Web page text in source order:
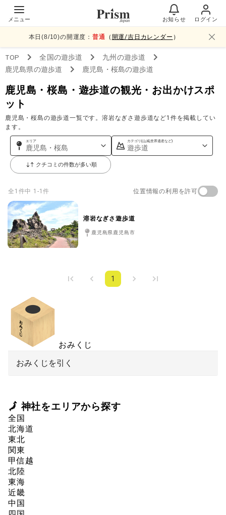
メニュー お知らせ ログイン
本日(8/10)の開運度：普通 （ 開運/吉日カレンダー ）
TOP 全国の遊歩道 九州 の遊歩道
鹿児島県の遊歩道 鹿児島・桜島の遊歩道
鹿児島・桜島・遊歩道の観光・お出かけスポ
ット
鹿児島・桜島の遊歩道一覧です。溶岩なぎさ遊歩道など1件を掲載してい
ます。
エリア
鹿児島・桜島
カテゴリ(山,城,世界遺産など)
遊歩道
クチコミの件数が多い順
全 1 件中 1-1件 位置情報の利用を許可
溶岩なぎさ遊歩道
鹿児島県鹿児島市
1
おみくじ
おみくじを引く
🗾 神社をエリアから探す
全国
北海道
東北
関東
甲信越
北陸
東海
近畿
中国